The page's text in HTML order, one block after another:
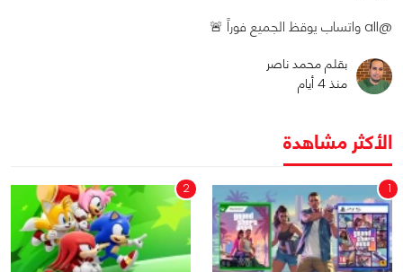
@all واتساب يوقظ الجميع فوراً 🚨
بقلم محمد ناصر
منذ 4 أيام
الأكثر مشاهدة
1
2